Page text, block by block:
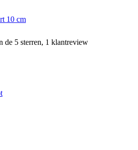
10 cm
de 5 sterren, 1 klantreview